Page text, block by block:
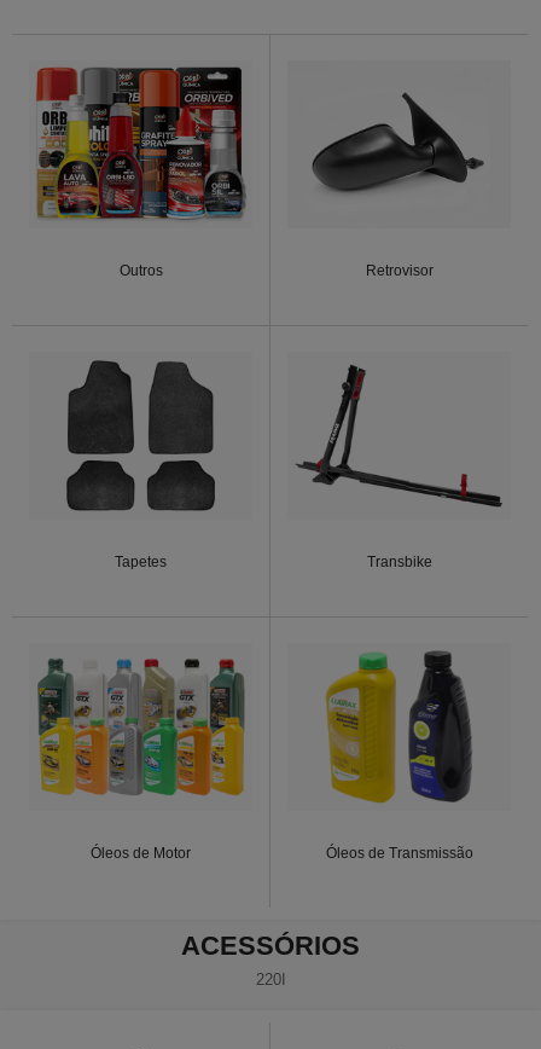
Outros Retrovisor
Tapetes Transbike
Óleos de Motor Óleos de Transmissão
ACESSÓRIOS
220I